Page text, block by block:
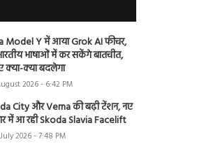
Model Y में आया Grok AI फीचर,
भाषाओं में कर सकेंगे बातचीत,
क्या-क्या बदलेगा
2026 - 6:42 PM
City और Verna की बढ़ी टेंशन, नए
में आ रही Skoda Slavia Facelift
2026 - 7:48 PM